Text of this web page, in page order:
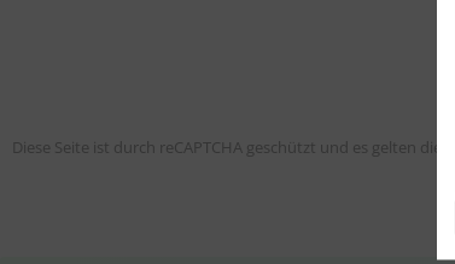
Diese Seite ist durch reCAPTCHA geschützt und es gelten die